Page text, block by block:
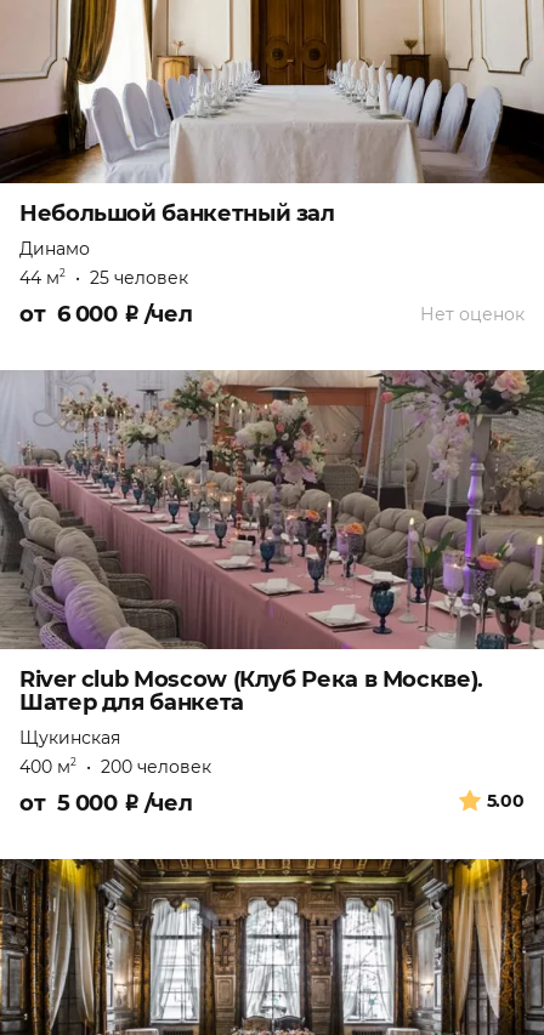
Небольшой банкетный зал
Динамо
44 м2 • 25 человек
Нет оценок
от 6 000 ₽ /чел
River club Moscow (Клуб Река в Москве).
Шатер для банкета
Щукинская
400 м2 • 200 человек
5.00
от 5 000 ₽ /чел